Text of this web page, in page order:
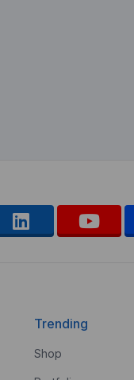
Trending
Shop